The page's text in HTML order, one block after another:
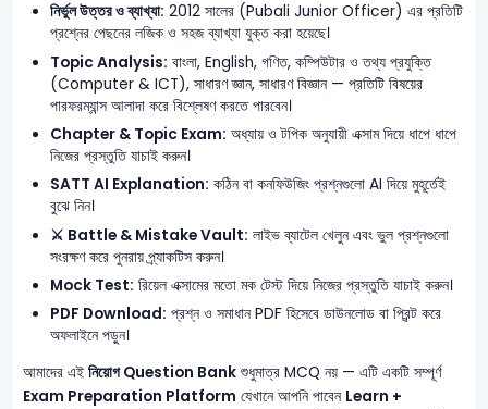
নির্ভুল উত্তর ও ব্যাখ্যা: 2012 সালের (Pubali Junior Officer) এর প্রতিটি
প্রশ্নের পেছনের লজিক ও সহজ ব্যাখ্যা যুক্ত করা হয়েছে।
Topic Analysis: বাংলা, English, গণিত, কম্পিউটার ও তথ্য প্রযুক্তি
(Computer & ICT), সাধারণ জ্ঞান, সাধারণ বিজ্ঞান — প্রতিটি বিষয়ের
পারফরম্যান্স আলাদা করে বিশ্লেষণ করতে পারবেন।
Chapter & Topic Exam: অধ্যায় ও টপিক অনুযায়ী এক্সাম দিয়ে ধাপে ধাপে
নিজের প্রস্তুতি যাচাই করুন।
SATT AI Explanation: কঠিন বা কনফিউজিং প্রশ্নগুলো AI দিয়ে মুহূর্তেই
বুঝে নিন।
⚔️ Battle & Mistake Vault: লাইভ ব্যাটেল খেলুন এবং ভুল প্রশ্নগুলো
সংরক্ষণ করে পুনরায় প্র্যাকটিস করুন।
Mock Test: রিয়েল এক্সামের মতো মক টেস্ট দিয়ে নিজের প্রস্তুতি যাচাই করুন।
PDF Download: প্রশ্ন ও সমাধান PDF হিসেবে ডাউনলোড বা প্রিন্ট করে
অফলাইনে পড়ুন।
আমাদের এই নিয়োগ Question Bankশুধুমাত্র MCQ নয় — এটি একটি সম্পূর্ণ
Exam Preparation Platform যেখানে আপনি পাবেন Learn +